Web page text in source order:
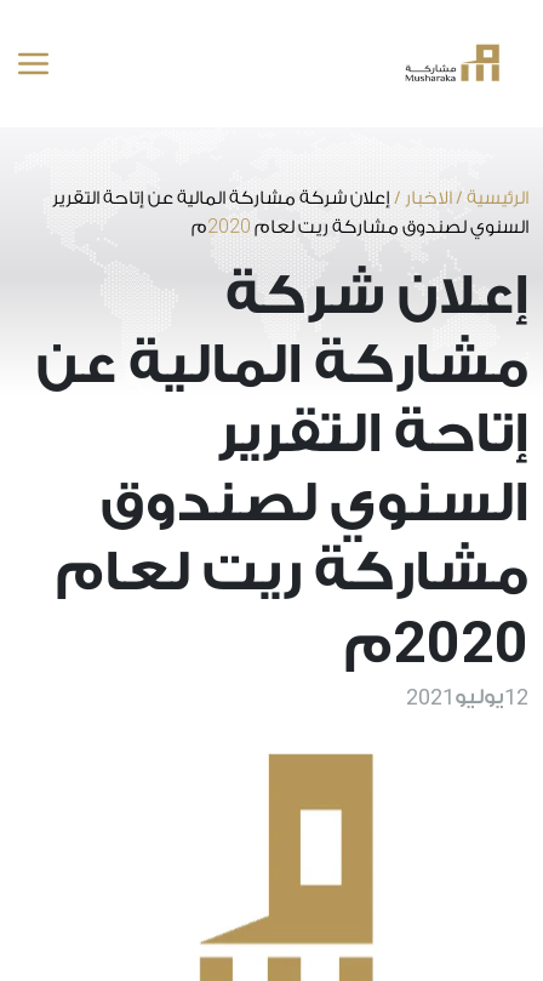
المحتوى
الرئيسية /الاخبار / إعلان شركة مشاركة المالية عن إتاحة التقرير
السنوي لصندوق مشاركة ريت لعام 2020م
إعلان شركة
مشاركة المالية عن
إتاحة التقرير
السنوي لصندوق
مشاركة ريت لعام
2020م
12يوليو 2021